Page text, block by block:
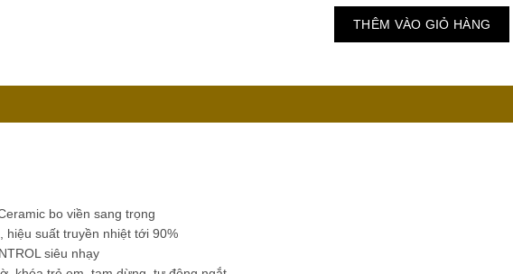
THÊM VÀO GIỎ HÀNG
bo viền sang trọng
hiệu suất truyền nhiệt tới 90%
siêu nhạy